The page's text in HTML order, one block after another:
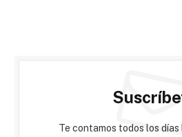
Te contamos todos los días